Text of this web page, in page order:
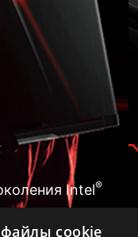
Intel®
файлы cookie